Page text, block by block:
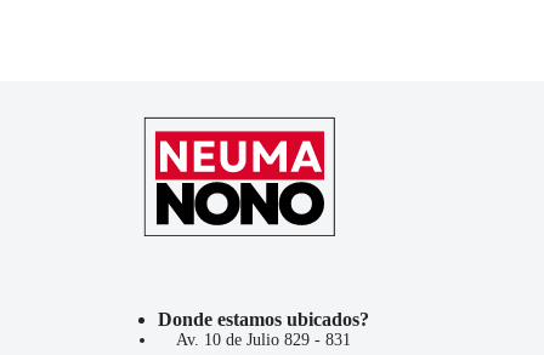
Donde estamos ubicados?
Av. 10 de Julio 829 - 831